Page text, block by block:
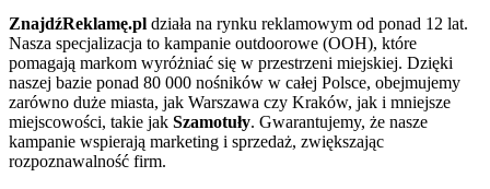
ZnajdźReklamę.pl działa na rynku reklamowym od ponad 12 lat.
Nasza specjalizacja to kampanie outdoorowe (OOH), które
pomagają markom wyróżniać się w przestrzeni miejskiej. Dzięki
naszej bazie ponad 80 000 nośników w całej Polsce, obejmujemy
zarówno duże miasta, jak Warszawa czy Kraków, jak i mniejsze
miejscowości, takie jak Szamotuły. Gwarantujemy, że nasze
kampanie wspierają marketing i sprzedaż, zwiększając
rozpoznawalność firm.